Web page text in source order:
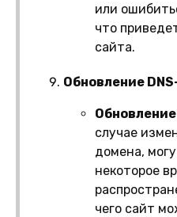
или
что
сайта.
Обновление
случае
домена,
некоторое
чего сайт